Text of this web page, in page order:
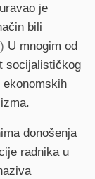
je
bili
U mnogim od
socijalističkog
donošenja
radnika u